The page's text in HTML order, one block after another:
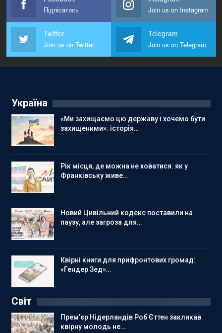
Підпісатись Join us on Instagram
Twitter
Join us on Twitter
Telegram
Join us on Telegram
Україна
«Ми захищаємо цю державу і хочемо бути
захищеними»: історія…
Рік місця, де можна не ховатися: як у
Франківську живе…
Новий Цивільний кодекс поставили на
паузу, але загроза для…
Квірні книги для прифронтових громад:
«Гендер Зед»…
Світ
Прем’єр Нідерландів Роб Єттен закликав
квірну молодь не…